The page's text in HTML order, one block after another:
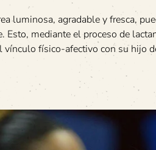
luminosa, agradable y fresca,
Esto, mediante el proceso de
físico-afectivo con su hijo